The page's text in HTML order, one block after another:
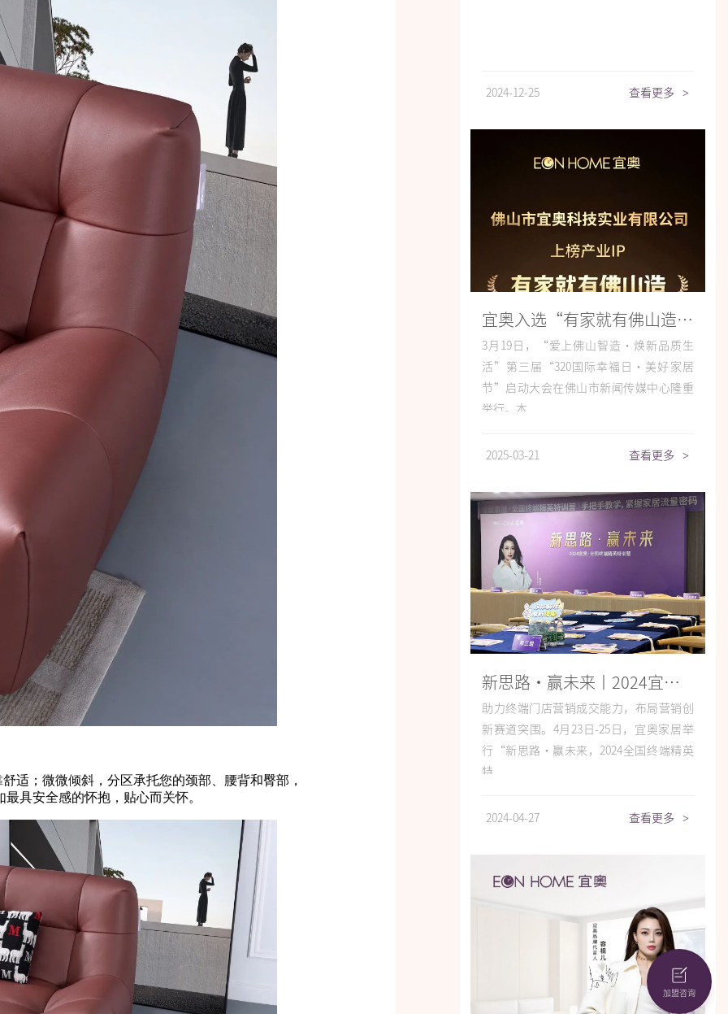
适；微微倾斜，分区承托您的颈部、腰背和臀部，
具安全感的怀抱，贴心而关怀。
2024-12-25 查看更多 >
宜奥入选“有家就有佛山造”产业IP品牌企业
3月19日，“爱上佛山智造·焕新品质生
活”第三届“320国际幸福日·美好家居
节”启动大会在佛山市新闻传媒中心隆重
举行。本...
2025-03-21 查看更多 >
新思路·赢未来丨2024宜奥全国终端精英特训营圆满收官！
助力终端门店营销成交能力，布局营销创
新赛道突围。4月23日-25日，宜奥家居举
行“新思路·赢未来，2024全国终端精英
特...
2024-04-27 查看更多 >
加盟咨询